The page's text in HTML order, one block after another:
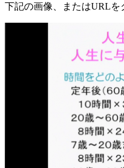
下記の画像、またはURL